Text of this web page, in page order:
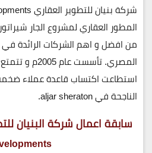
من افضل و اهم الشركات الرائدة
استطاعت اكتساب قاعدة عملاء
الناجحة في aljar sheraton.
سابقة اعمال شركة البنيان